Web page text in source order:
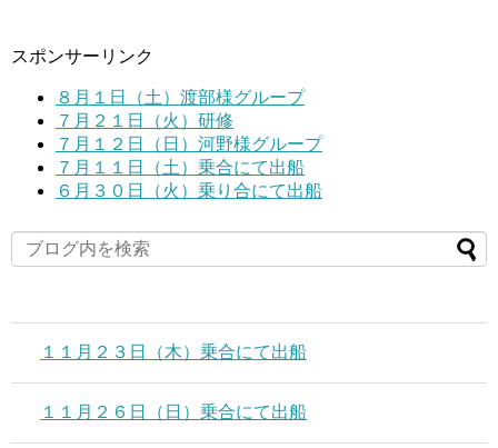
スポンサーリンク
８月１日（土）渡部様グループ
７月２１日（火）研修
７月１２日（日）河野様グループ
７月１１日（土）乗合にて出船
６月３０日（火）乗り合にて出船
１１月２３日（木）乗合にて出船
１１月２６日（日）乗合にて出船